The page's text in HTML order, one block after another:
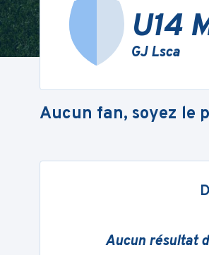
U14
GJ Lsca
Aucun fan, soyez le
Aucun résultat